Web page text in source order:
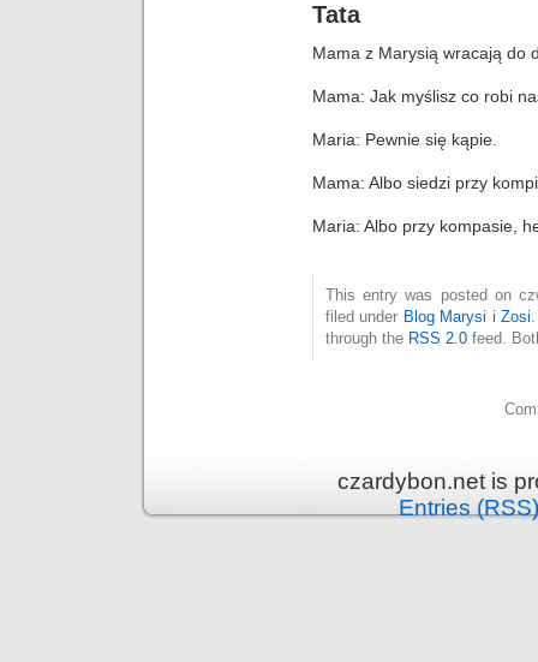
Tata
Mama z Marysią wracają do
Mama: Jak myślisz co robi
Maria: Pewnie się kąpie.
Mama: Albo siedzi przy
Maria: Albo przy kompasie,
This entry was posted on
filed under Blog Marysi i Zosi
through the RSS 2.0 feed.
czardybon.net is
Entries (RSS)